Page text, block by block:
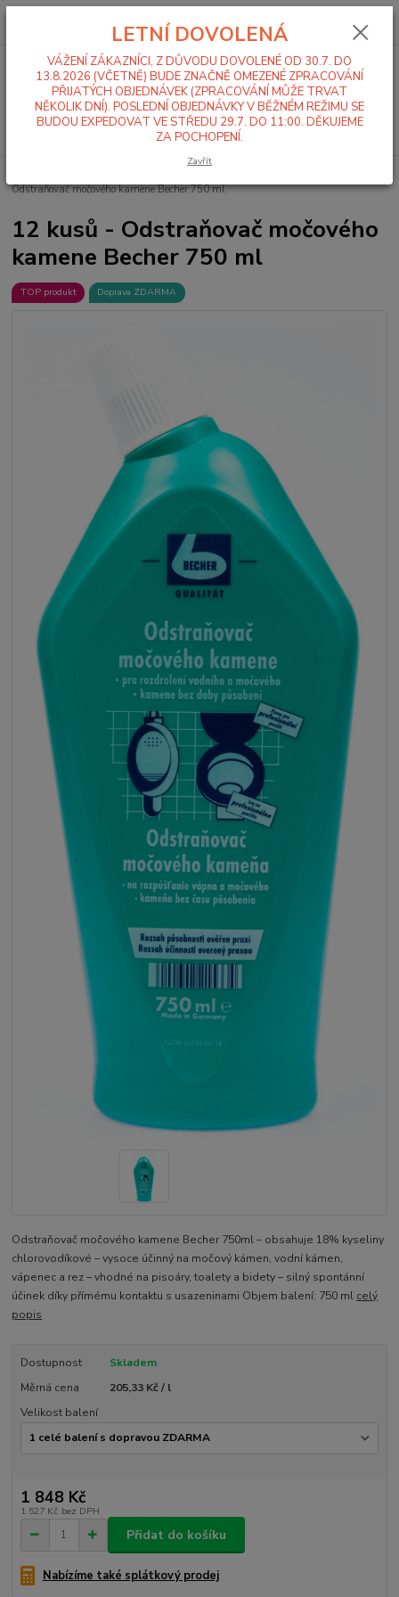
Menu
Hledat
0,00 Kč
Odstraňovač močového kamene Becher 750 ml
12 kusů - Odstraňovač močového
kamene Becher 750 ml
TOP produkt Doprava ZDARMA
Odstraňovač močového kamene Becher 750ml – obsahuje 18% kyseliny
chlorovodíkové – vysoce účinný na močový kámen, vodní kámen,
vápenec a rez – vhodné na pisoáry, toalety a bidety – silný spontánní
účinek díky přímému kontaktu s usazeninami Objem balení: 750 ml celý
popis
Dostupnost
Skladem
Měrná cena
205,33 Kč / l
Velikost balení
1 848 Kč
1 527 Kč bez DPH
Přidat do košíku
Nabízíme také splátkový prodej
LETNÍ DOVOLENÁ
VÁŽENÍ ZÁKAZNÍCI, Z DŮVODU DOVOLENÉ OD 30.7. DO
13.8.2026 (VČETNĚ) BUDE ZNAČNĚ OMEZENÉ ZPRACOVÁNÍ
PŘIJATÝCH OBJEDNÁVEK (ZPRACOVÁNÍ MŮŽE TRVAT
NĚKOLIK DNÍ). POSLEDNÍ OBJEDNÁVKY V BĚŽNÉM REŽIMU SE
BUDOU EXPEDOVAT VE STŘEDU 29.7. DO 11:00. DĚKUJEME
ZA POCHOPENÍ.
Zavřít